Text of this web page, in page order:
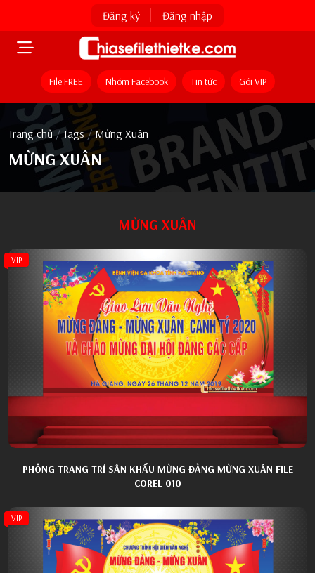
Đăng ký Đăng nhập
File FREE Nhóm Facebook Tin tức Gói VIP
Trang chủ / Tags / Mừng Xuân
MỪNG XUÂN
MỪNG XUÂN
VIP
PHÔNG TRANG TRÍ SÂN KHẤU MỪNG ĐẢNG MỪNG XUÂN FILE
COREL 010
VIP